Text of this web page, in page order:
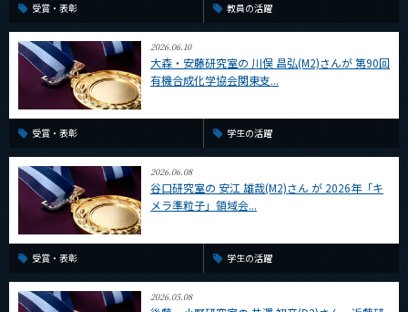
受賞・表彰 教員の活躍
2026.06.10
大森・安藤研究室の 川俣 昌弘(M2)さんが 第90回
有機合成化学協会関東支...
受賞・表彰 学生の活躍
2026.06.08
谷口研究室の 安江 雄哉(M2)さん が 2026年「キ
メラ準粒子」領域会...
受賞・表彰 学生の活躍
2026.05.08